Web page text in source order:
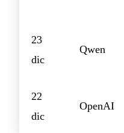
23
dic
Qwen
22
dic
OpenAI